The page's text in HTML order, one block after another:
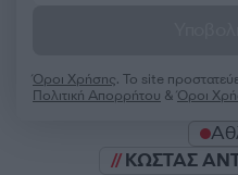
Όροι Χρήσης. Το site
Πολιτική Απορρήτου &Όροι
ΚΩΣΤΑΣ